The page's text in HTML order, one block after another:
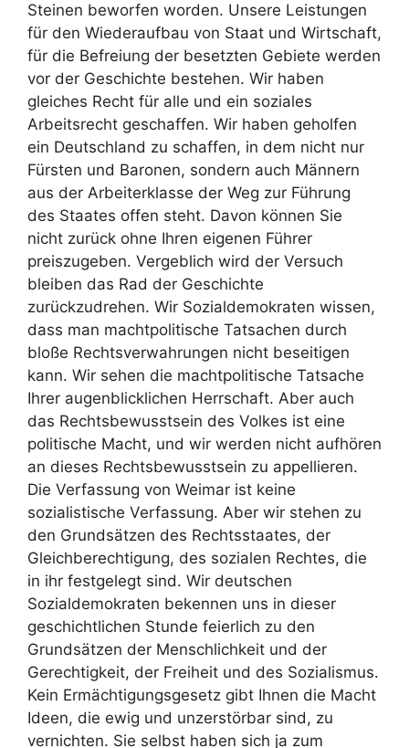
Steinen beworfen worden. Unsere Leistungen
für den Wiederaufbau von Staat und Wirtschaft,
für die Befreiung der besetzten Gebiete werden
vor der Geschichte bestehen. Wir haben
gleiches Recht für alle und ein soziales
Arbeitsrecht geschaffen. Wir haben geholfen
ein Deutschland zu schaffen, in dem nicht nur
Fürsten und Baronen, sondern auch Männern
aus der Arbeiterklasse der Weg zur Führung
des Staates offen steht. Davon können Sie
nicht zurück ohne Ihren eigenen Führer
preiszugeben. Vergeblich wird der Versuch
bleiben das Rad der Geschichte
zurückzudrehen. Wir Sozialdemokraten wissen,
dass man machtpolitische Tatsachen durch
bloße Rechtsverwahrungen nicht beseitigen
kann. Wir sehen die machtpolitische Tatsache
Ihrer augenblicklichen Herrschaft. Aber auch
das Rechtsbewusstsein des Volkes ist eine
politische Macht, und wir werden nicht aufhören
an dieses Rechtsbewusstsein zu appellieren.
Die Verfassung von Weimar ist keine
sozialistische Verfassung. Aber wir stehen zu
den Grundsätzen des Rechtsstaates, der
Gleichberechtigung, des sozialen Rechtes, die
in ihr festgelegt sind. Wir deutschen
Sozialdemokraten bekennen uns in dieser
geschichtlichen Stunde feierlich zu den
Grundsätzen der Menschlichkeit und der
Gerechtigkeit, der Freiheit und des Sozialismus.
Kein Ermächtigungsgesetz gibt Ihnen die Macht
Ideen, die ewig und unzerstörbar sind, zu
vernichten. Sie selbst haben sich ja zum